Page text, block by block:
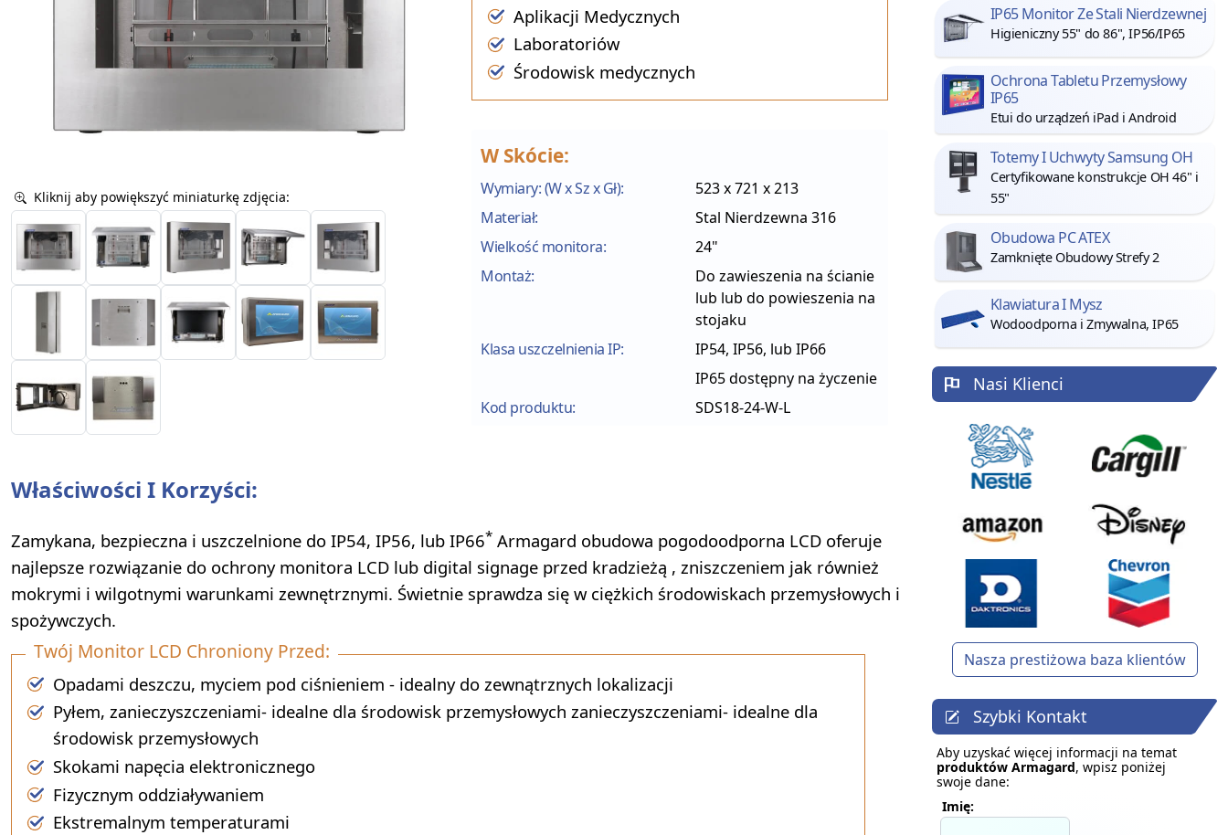
Kliknij aby powiększyć miniaturkę zdjęcia:
Aplikacji Medycznych
Laboratoriów
Środowisk medycznych
W Skócie:
Wymiary: (W x Sz x Gł):
523 x 721 x 213
Materiał:
Stal Nierdzewna 316
Wielkość monitora:
24"
Montaż:
Do zawieszenia na ścianie
lub lub do powieszenia na
stojaku
Klasa uszczelnienia IP:
IP54, IP56, lub IP66
IP65 dostępny na życzenie
Kod produktu:
SDS18-24-W-L
Właściwości I Korzyści:
Zamykana, bezpieczna i uszczelnione do IP54, IP56, lub IP66* Armagard obudowa pogodoodporna LCD oferuje
najlepsze rozwiązanie do ochrony monitora LCD lub digital signage przed kradzieżą , zniszczeniem jak również
mokrymi i wilgotnymi warunkami zewnętrznymi. Świetnie sprawdza się w ciężkich środowiskach przemysłowych i
spożywczych.
Twój Monitor LCD Chroniony Przed:
Opadami deszczu, myciem pod ciśnieniem - idealny do zewnątrznych lokalizacji
Pyłem, zanieczyszczeniami- idealne dla środowisk przemysłowych zanieczyszczeniami- idealne dla
środowisk przemysłowych
Skokami napęcia elektronicznego
Fizycznym oddziaływaniem
Ekstremalnym temperaturami
IP65 Monitor Ze Stali Nierdzewnej
Higieniczny 55" do 86", IP56/IP65
Ochrona Tabletu Przemysłowy
IP65
Etui do urządzeń iPad i Android
Totemy I Uchwyty Samsung OH
Certyfikowane konstrukcje OH 46" i
55"
Obudowa PC ATEX
Zamknięte Obudowy Strefy 2
Klawiatura I Mysz
Wodoodporna i Zmywalna, IP65
Nasi Klienci
Nasza prestiżowa baza klientów
Szybki Kontakt
Aby uzyskać więcej informacji na temat
produktów Armagard, wpisz poniżej
swoje dane:
Imię: